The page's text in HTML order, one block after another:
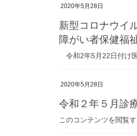
2020年5月28日
新型コロナウイ
障がい者保健福
令和2年5月22日付け
2020年5月28日
令和２年５月診
このコンテンツを閲覧